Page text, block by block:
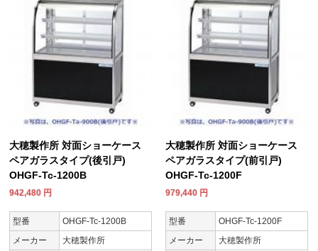
大穂製作所 対面ショーケース
ペアガラスタイプ(後引戸)
OHGF-Tc-1200B
942,480 円
型番
OHGF-Tc-1200B
メーカー
大穂製作所
大穂製作所 対面ショーケース
ペアガラスタイプ(前引戸)
OHGF-Tc-1200F
979,440 円
型番
OHGF-Tc-1200F
メーカー
大穂製作所